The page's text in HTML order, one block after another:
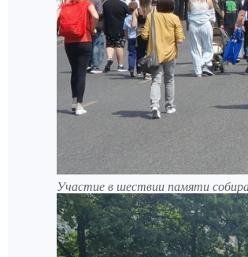
Участие в шествии памяти